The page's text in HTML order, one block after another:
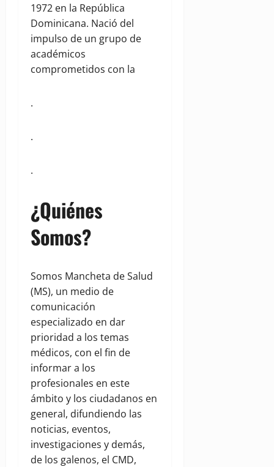
1972 en la República
Dominicana. Nació del
impulso de un grupo de
académicos
comprometidos con la
.
.
.
¿Quiénes
Somos?
Somos Mancheta de Salud
(MS), un medio de
comunicación
especializado en dar
prioridad a los temas
médicos, con el fin de
informar a los
profesionales en este
ámbito y los ciudadanos en
general, difundiendo las
noticias, eventos,
investigaciones y demás,
de los galenos, el CMD,